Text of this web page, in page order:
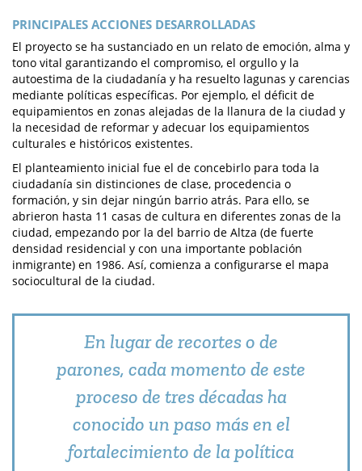
PRINCIPALES ACCIONES DESARROLLADAS
El proyecto se ha sustanciado en un relato de emoción, alma y
tono vital garantizando el compromiso, el orgullo y la
autoestima de la ciudadanía y ha resuelto lagunas y carencias
mediante políticas específicas. Por ejemplo, el déficit de
equipamientos en zonas alejadas de la llanura de la ciudad y
la necesidad de reformar y adecuar los equipamientos
culturales e históricos existentes.
El planteamiento inicial fue el de concebirlo para toda la
ciudadanía sin distinciones de clase, procedencia o
formación, y sin dejar ningún barrio atrás. Para ello, se
abrieron hasta 11 casas de cultura en diferentes zonas de la
ciudad, empezando por la del barrio de Altza (de fuerte
densidad residencial y con una importante población
inmigrante) en 1986. Así, comienza a configurarse el mapa
sociocultural de la ciudad.
En lugar de recortes o de
parones, cada momento de este
proceso de tres décadas ha
conocido un paso más en el
fortalecimiento de la política